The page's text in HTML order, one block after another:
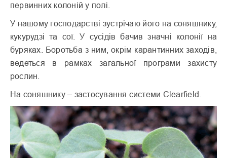
первинних колоній у полі.
У нашому господарстві зустрічаю його на соняшнику,
кукурудзі та сої. У сусідів бачив значні колонії на
буряках. Боротьба з ним, окрім карантинних заходів,
ведеться в рамках загальної програми захисту
рослин.
На соняшнику – застосування системи Clearfield.